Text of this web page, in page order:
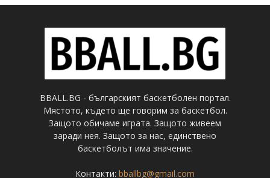
BBALL.BG - българският баскетболен портал.
Мястото, където ще говорим за баскетбол.
Защото обичаме играта. Защото живеем
заради нея. Защото за нас, единствено
баскетболът има значение.
Контакти: bballbg@gmail.com